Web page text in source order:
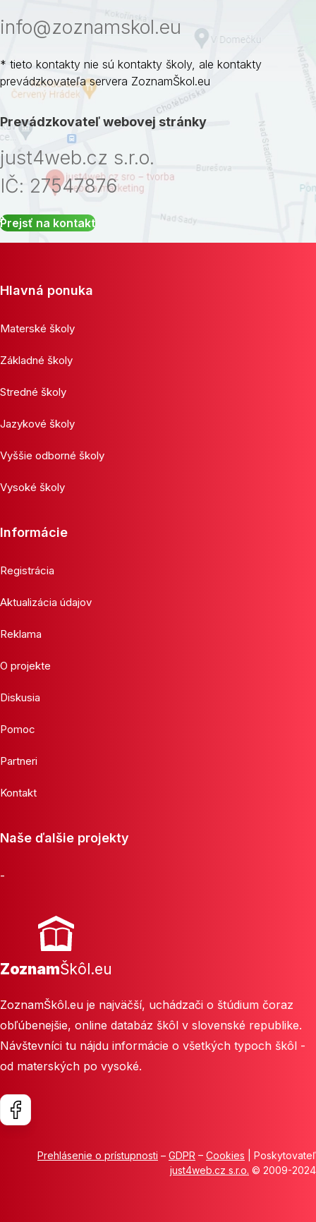
info@zoznamskol.eu
* tieto kontakty nie sú kontakty školy, ale kontakty
prevádzkovateľa servera ZoznamŠkol.eu
Prevádzkovateľ webovej stránky
just4web.cz s.r.o.
IČ: 27547876
Prejsť na kontakt
Hlavná ponuka
Materské školy
Základné školy
Stredné školy
Jazykové školy
Vyššie odborné školy
Vysoké školy
Informácie
Registrácia
Aktualizácia údajov
Reklama
O projekte
Diskusia
Pomoc
Partneri
Kontakt
Naše ďalšie projekty
-
ZoznamŠkôl.eu
ZoznamŠkôl.eu je najväčší, uchádzači o štúdium čoraz
obľúbenejšie, online databáz škôl v slovenské republike.
Návštevníci tu nájdu informácie o všetkých typoch škôl -
od materských po vysoké.
Prehlásenie o prístupnosti – GDPR – Cookies | Poskytovateľ
just4web.cz s.r.o. © 2009-2024